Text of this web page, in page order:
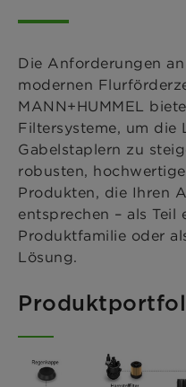
Die Anforderungen
modernen
MANN+HUMMEL
Filtersysteme, um die
Gabelstaplern zu
robusten,
Produkten, die Ihren
entsprechen – als Teil
Produktfamilie oder
Lösung.